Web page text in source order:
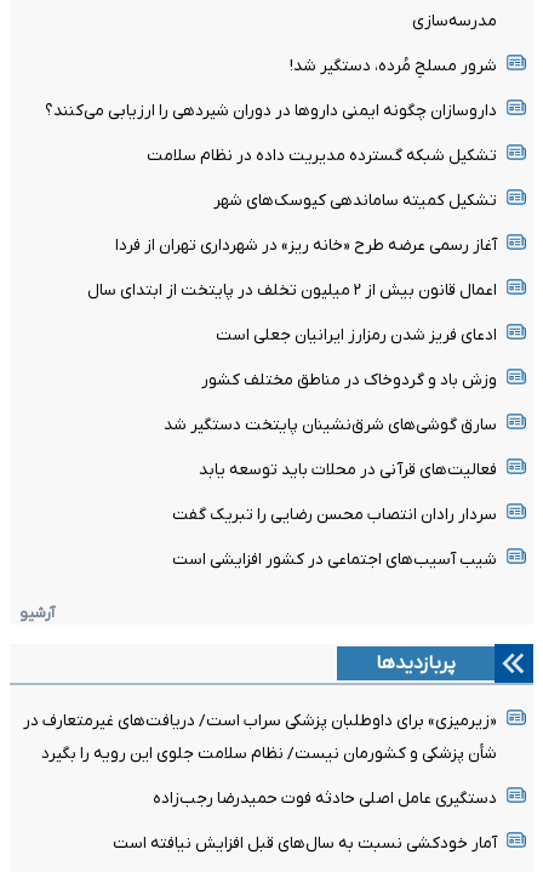
مدرسه‌سازی
شرور مسلحِ مُرده، دستگیر شد!
داروسازان چگونه ایمنی داروها در دوران شیردهی را ارزیابی می‌کنند؟
تشکیل شبکه گسترده مدیریت داده در نظام سلامت
تشکیل کمیته ساماندهی کیوسک‌های شهر
آغاز رسمی عرضه طرح «خانه ریز» در شهرداری تهران از فردا
اعمال قانون بیش از ۲ میلیون تخلف در پایتخت از ابتدای سال
ادعای فریز شدن رمزارز ایرانیان جعلی است
وزش باد و گردوخاک در مناطق مختلف کشور
سارق گوشی‌های شرق‌نشینان پایتخت دستگیر شد
فعالیت‌های قرآنی در محلات باید توسعه یابد
سردار رادان انتصاب محسن رضایی را تبریک گفت
شیب آسیب‌های اجتماعی در کشور افزایشی است
آرشیو
پربازدیدها
«زیرمیزی» برای داوطلبان پزشکی سراب است/ دریافت‌های غیرمتعارف در
شأن پزشکی و کشورمان نیست/ نظام سلامت جلوی این رویه را بگیرد
دستگیری عامل اصلی حادثه فوت حمیدرضا رجب‌زاده
آمار خودکشی نسبت به سال‌های قبل افزایش نیافته است